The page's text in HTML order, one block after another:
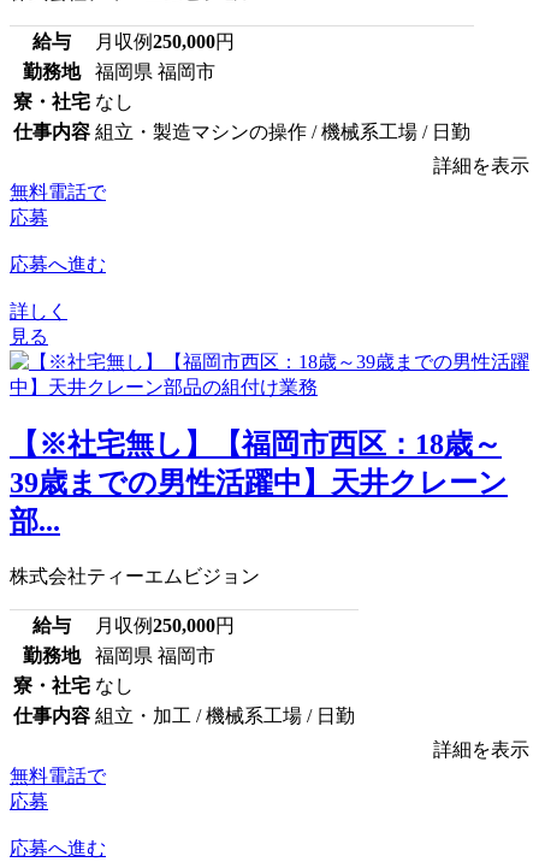
給与 月収例250,000円
勤務地
福岡県 福岡市
寮・社宅 なし
仕事内容 組立・製造マシンの操作 / 機械系工場 / 日勤
詳細を表示
無料電話で
応募
応募へ進む
詳しく
見る
【※社宅無し】【福岡市西区：18歳～
39歳までの男性活躍中】天井クレーン
部...
株式会社ティーエムビジョン
給与 月収例250,000円
勤務地
福岡県 福岡市
寮・社宅 なし
仕事内容 組立・加工 / 機械系工場 / 日勤
詳細を表示
無料電話で
応募
応募へ進む